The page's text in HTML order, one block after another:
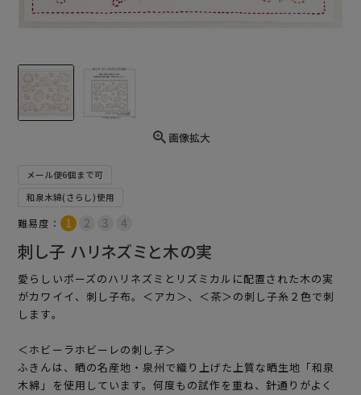
画像拡大
メール便6個まで可
和泉木綿(さらし)使用
難易度：
刺し子 ハリネズミと木の実
愛らしいポーズのハリネズミとリズミカルに配置された木の実
がカワイイ、刺し子布。＜アカ＞、＜茶＞の刺し子糸２色で刺
します。
＜ホビーラホビーレの刺し子＞
ふきんは、晒の名産地・泉州で織り上げた上質な晒生地「和泉
木綿」を使用しています。何度もの試作を重ね、針通りがよく